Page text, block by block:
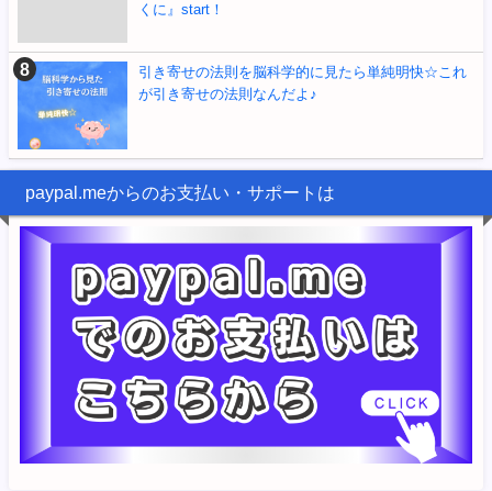
くに』start！
引き寄せの法則を脳科学的に見たら単純明快☆これ
が引き寄せの法則なんだよ♪
paypal.meからのお支払い・サポートは